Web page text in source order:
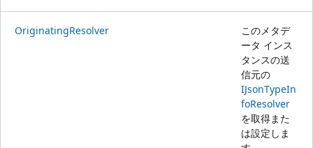
OriginatingResolver
このメタデ
ータ インス
タンスの送
信元の
IJsonTypeIn
foResolver
を取得また
は設定しま